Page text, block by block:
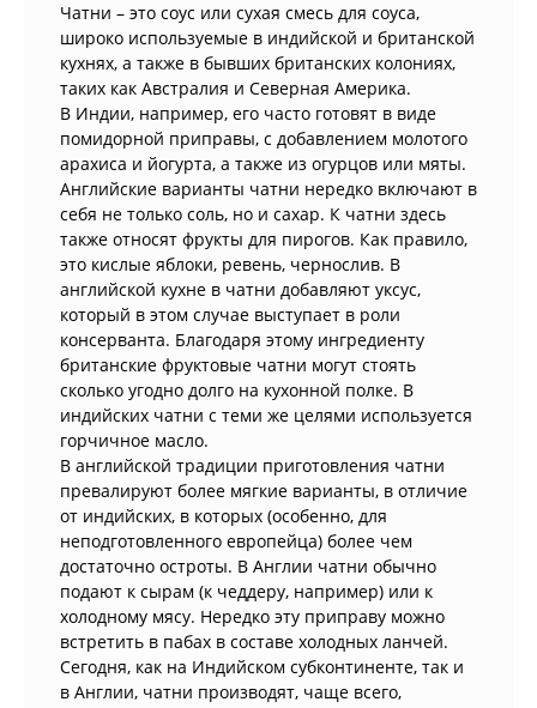
Чатни – это соус или сухая смесь для соуса,
широко используемые в индийской и британской
кухнях, а также в бывших британских колониях,
таких как Австралия и Северная Америка.
В Индии, например, его часто готовят в виде
помидорной приправы, с добавлением молотого
арахиса и йогурта, а также из огурцов или мяты.
Английские варианты чатни нередко включают в
себя не только соль, но и сахар. К чатни здесь
также относят фрукты для пирогов. Как правило,
это кислые яблоки, ревень, чернослив. В
английской кухне в чатни добавляют уксус,
который в этом случае выступает в роли
консерванта. Благодаря этому ингредиенту
британские фруктовые чатни могут стоять
сколько угодно долго на кухонной полке. В
индийских чатни с теми же целями используется
горчичное масло.
В английской традиции приготовления чатни
превалируют более мягкие варианты, в отличие
от индийских, в которых (особенно, для
неподготовленного европейца) более чем
достаточно остроты. В Англии чатни обычно
подают к сырам (к чеддеру, например) или к
холодному мясу. Нередко эту приправу можно
встретить в пабах в составе холодных ланчей.
Сегодня, как на Индийском субконтиненте, так и
в Англии, чатни производят, чаще всего,